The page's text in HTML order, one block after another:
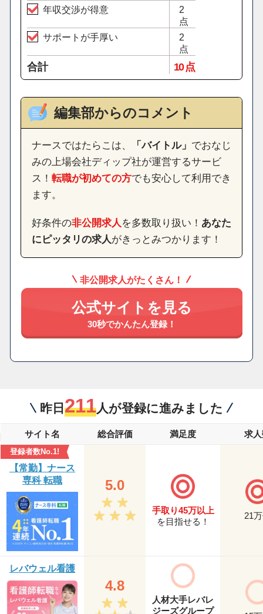
年収交渉が得意
2
点
サポートが手厚い
2
点
合計 10 点
編集部からのコメント
ナースではたらこは、 「バイトル」 でおなじ
みの上場会社ディップ社が運営するサービ
ス！ 転職が初めての方でも安心して利用でき
ます。
好条件の非公開求人を多数取り扱い！ あなた
にピッタリの求人がきっとみつかります！
非公開求人がたくさん！
公式サイトを見る
30秒でかんたん登録！
昨日 211 人が登録に進みました
サイト名 総合評価 満足度 求
登録者数No.1!
【常勤】ナース
専科 転職
5.0
手取り45万以上
を目指せる！
21
レバウェル看護
4.8
人材大手レバレ
ジーズグループ